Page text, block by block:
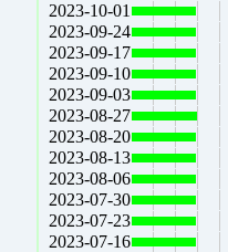
2023-10-01
2023-09-24
2023-09-17
2023-09-10
2023-09-03
2023-08-27
2023-08-20
2023-08-13
2023-08-06
2023-07-30
2023-07-23
2023-07-16